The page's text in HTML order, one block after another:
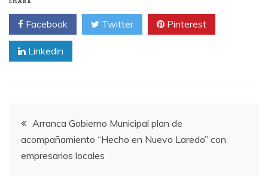
Facebook Twitter Pinterest
Linkedin
Post
navigation
Arranca Gobierno Municipal plan de
acompañamiento “Hecho en Nuevo Laredo” con
empresarios locales